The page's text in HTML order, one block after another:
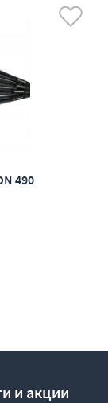
490
и акции